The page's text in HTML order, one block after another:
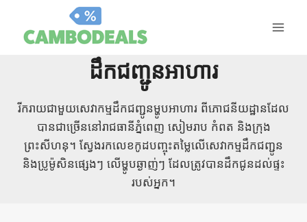
មាតិកា
ដឹកជញ្ជូនអាហារ
រីករាយជាមួយសេវាកម្មដឹកជញ្ជូនម្ហូបអាហារ ពីភោជនីយដ្ឋានដែល
បានជាច្រើននៅរាជធានីភ្នំពេញ សៀមរាប កំពត និងក្រុង
ព្រះសីហនុ។ ស្វែងរកលេខកូដបញ្ចុះតម្លៃលើសេវាកម្មដឹកជញ្ជូន
និងប្រូម៉ូសិនផ្សេងៗ លើម្ហូបឆ្ងាញ់ៗ ដែលត្រូវបានដឹកជូនដល់ផ្ទះ
របស់អ្នក។